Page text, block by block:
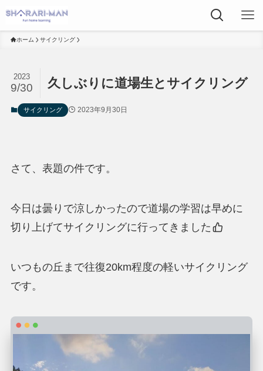
ホーム サイクリング
久しぶりに道場生とサイクリング
2023
9/30
サイクリング 2023年9月30日
さて、表題の件です。
今日は曇りで涼しかったので道場の学習は早めに
切り上げてサイクリングに行ってきました
いつもの丘まで往復20km程度の軽いサイクリング
です。